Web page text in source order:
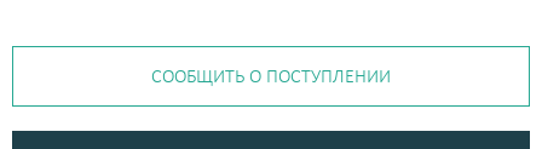
СООБЩИТЬ О ПОСТУПЛЕНИИ